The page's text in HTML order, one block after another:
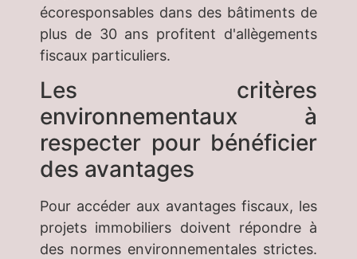
écoresponsables dans des bâtiments de
plus de 30 ans profitent d'allègements
fiscaux particuliers.
Les critères
environnementaux à
respecter pour bénéficier
des avantages
Pour accéder aux avantages fiscaux, les
projets immobiliers doivent répondre à
des normes environnementales strictes.